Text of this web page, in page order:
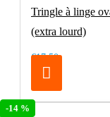
-14 %
Tringle à linge
(extra lourd)
€17.50